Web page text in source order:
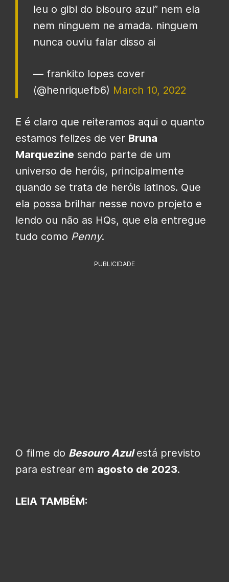
leu o gibi do bisouro azul” nem ela
nem ninguem ne amada. ninguem
nunca ouviu falar disso ai
— frankito lopes cover
(@henriquefb6) March 10, 2022
E é claro que reiteramos aqui o quanto
estamos felizes de ver Bruna
Marquezine sendo parte de um
universo de heróis, principalmente
quando se trata de heróis latinos. Que
ela possa brilhar nesse novo projeto e
lendo ou não as HQs, que ela entregue
tudo como Penny.
PUBLICIDADE
O filme do Besouro Azulestá previsto
para estrear em agosto de 2023.
LEIA TAMBÉM: